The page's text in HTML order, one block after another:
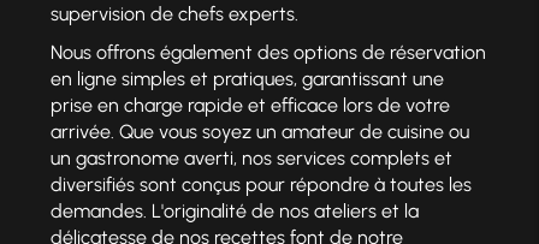
supervision de chefs experts.
Nous offrons également des options de réservation
en ligne simples et pratiques, garantissant une
prise en charge rapide et efficace lors de votre
arrivée. Que vous soyez un amateur de cuisine ou
un gastronome averti, nos services complets et
diversifiés sont conçus pour répondre à toutes les
demandes. L'originalité de nos ateliers et la
délicatesse de nos recettes font de notre